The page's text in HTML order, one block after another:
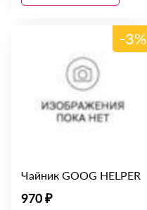
-3%
Чайник GOOG HELPER
970 ₽